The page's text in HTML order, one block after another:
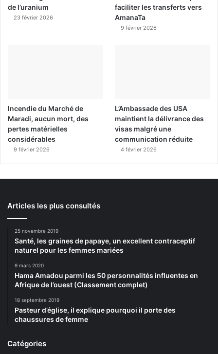
de l’uranium
23 février 2026
faciliter les transferts vers
AmanaTa
9 février 2026
Incendie du Marché de
Maradi, aucun mort, des
pertes matérielles
considérables
9 février 2026
L’Ambassade des USA
maintient la délivrance des
visas malgré une
communication réduite
4 février 2026
Articles les plus consultés
25 novembre 2019
Santé, les graines de papaye, un excellent contraceptif
naturel pour les femmes mariées
9 mars 2020
Hama Amadou parmi les 50 personnalités influentes en
Afrique de l’ouest (Classement complet)
18 septembre 2019
Pasteur d’église, il explique pourquoi il porte des
chaussures de femme
Catégories